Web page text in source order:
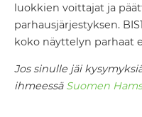
luokkien voittajat ja
parhausjärjestyksen.
koko näyttelyn parhaat
Jos sinulle jäi
ihmeessä Suomen